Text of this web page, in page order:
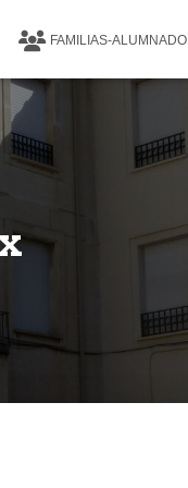
FAMILIAS-ALUMNADO